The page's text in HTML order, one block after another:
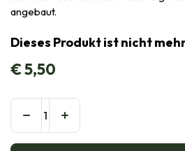
angebaut.
Dieses Produkt ist nicht
€5,50